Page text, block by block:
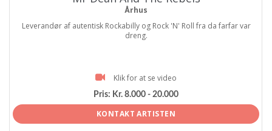
Århus
Leverandør af autentisk Rockabilly og Rock 'N' Roll fra da farfar var
dreng.
Klik for at se video
Pris: Kr. 8.000 - 20.000
KONTAKT ARTISTEN